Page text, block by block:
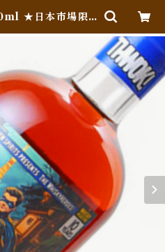
★日本市場限
ュ★ウイスキーヒー
ON HOLIDA
(Online Sh